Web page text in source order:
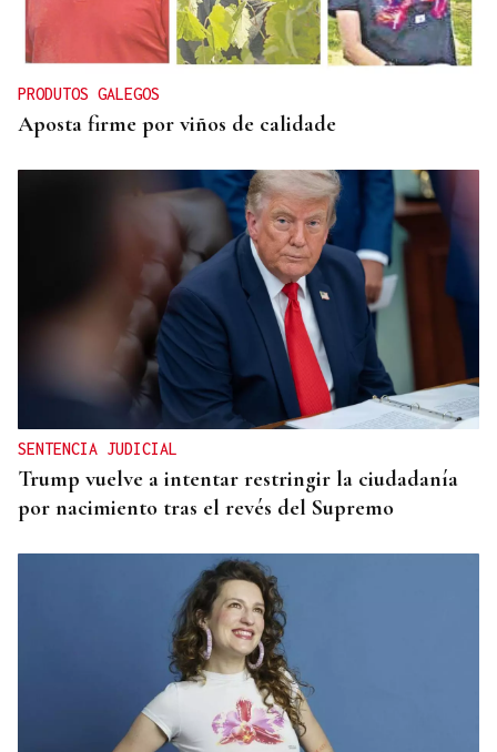
Una "tetada" en Ourense para hacer visible la
lactancia
PRODUTOS GALEGOS
Aposta firme por viños de calidade
SENTENCIA JUDICIAL
Trump vuelve a intentar restringir la ciudadanía
por nacimiento tras el revés del Supremo